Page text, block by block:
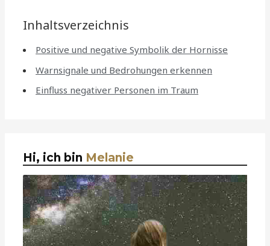
Inhaltsverzeichnis
Positive und negative Symbolik der Hornisse
Warnsignale und Bedrohungen erkennen
Einfluss negativer Personen im Traum
Hi, ich bin Melanie